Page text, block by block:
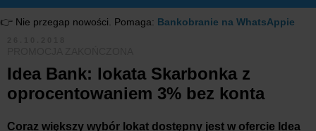
👉 Nie przegap nowości. Pomaga: Bankobranie na WhatsAppie
Idea Bank: lokata Skarbonka z
oprocentowaniem 3% bez konta
Coraz większy wybór lokat dostępny jest w ofercie Idea